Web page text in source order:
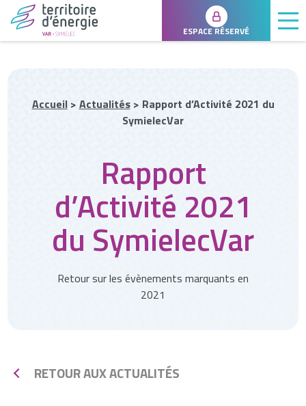
ESPACE RÉSERVÉ
Accueil> Actualités> Rapport d’Activité 2021 du
SymielecVar
Rapport
d’Activité 2021
du SymielecVar
Retour sur les évènements marquants en
2021
RETOUR AUX ACTUALITÉS